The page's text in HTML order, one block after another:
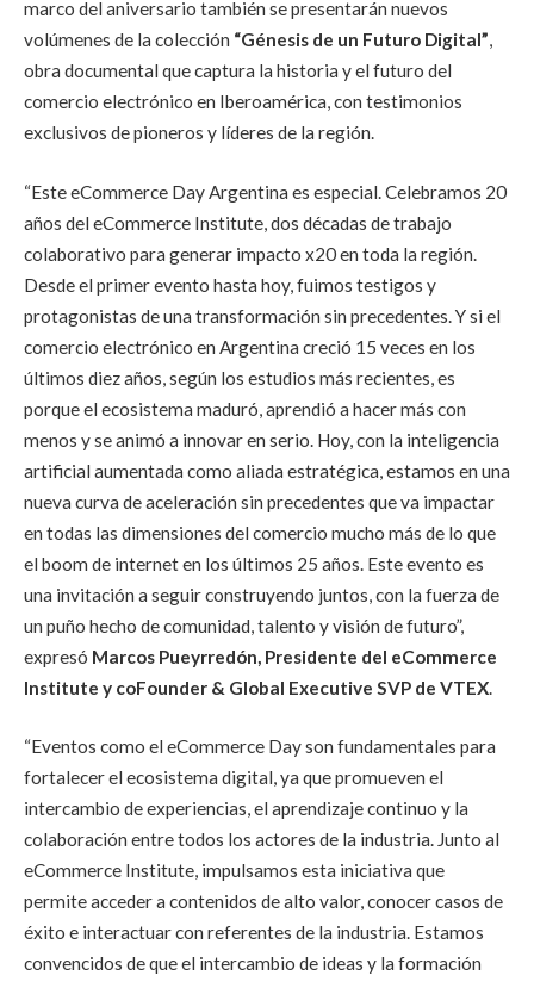
marco del aniversario también se presentarán nuevos
volúmenes de la colección “Génesis de un Futuro Digital”,
obra documental que captura la historia y el futuro del
comercio electrónico en Iberoamérica, con testimonios
exclusivos de pioneros y líderes de la región.
“Este eCommerce Day Argentina es especial. Celebramos 20
años del eCommerce Institute, dos décadas de trabajo
colaborativo para generar impacto x20 en toda la región.
Desde el primer evento hasta hoy, fuimos testigos y
protagonistas de una transformación sin precedentes. Y si el
comercio electrónico en Argentina creció 15 veces en los
últimos diez años, según los estudios más recientes, es
porque el ecosistema maduró, aprendió a hacer más con
menos y se animó a innovar en serio. Hoy, con la inteligencia
artificial aumentada como aliada estratégica, estamos en una
nueva curva de aceleración sin precedentes que va impactar
en todas las dimensiones del comercio mucho más de lo que
el boom de internet en los últimos 25 años. Este evento es
una invitación a seguir construyendo juntos, con la fuerza de
un puño hecho de comunidad, talento y visión de futuro”,
expresó Marcos Pueyrredón, Presidente del eCommerce
Institute y coFounder & Global Executive SVP de VTEX
“Eventos como el eCommerce Day son fundamentales para
fortalecer el ecosistema digital, ya que promueven el
intercambio de experiencias, el aprendizaje continuo y la
colaboración entre todos los actores de la industria. Junto al
eCommerce Institute, impulsamos esta iniciativa que
permite acceder a contenidos de alto valor, conocer casos de
éxito e interactuar con referentes de la industria. Estamos
convencidos de que el intercambio de ideas y la formación